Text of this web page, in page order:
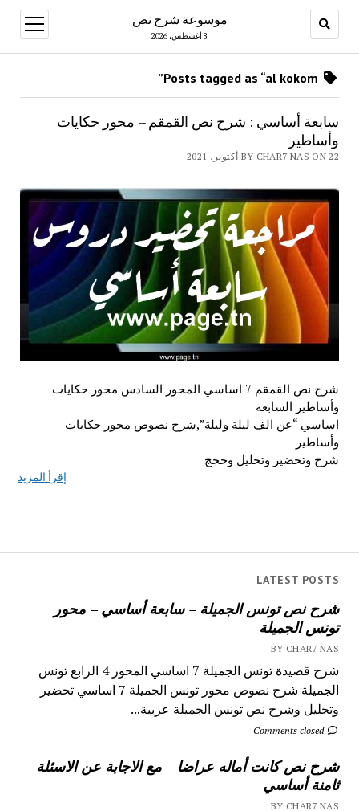
موسوعة شرح نص
8 أغسطس، 2026
open
menu
LATEST POSTS
شرح نص تونس الجميلة – سابعة أساسي – محور
تونس الجميلة
BY CHAR7 NAS
شرح قصيدة تونس الجميلة 7 اساسي المحور 4 الرابع تونس
الجميلة شرح نصوص محور تونس الجميلة 7 اساسي تحضير
وتحليل وشرح نص تونس الجميلة عربية...
Comments closed
شرح نص كانت أماله عراضا – مع الاجابة عن الاسئلة –
ثامنة أساسي
BY CHAR7 NAS
سابعة أساسي : شرح نص القمقم – محور حكايات
وأساطير
BY CHAR7 NAS ON 22 أكتوبر، 2021
شرح نص القمقم 7 اساسي المحور السادس محور حكايات
وأساطير السابعة
اساسي “عن الف ليلة وليلة”,شرح نصوص محور حكايات
وأساطير
شرح وتحضير وتحليل وحجج
إقرأ المزيد